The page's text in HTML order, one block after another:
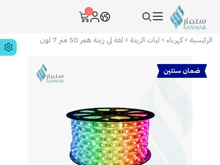
سنمار Sanmar
٠
الرئيسية كهرباء ليات الزينة لفة لي زينة همر 50 متر 7 لون
ضمان سنتين